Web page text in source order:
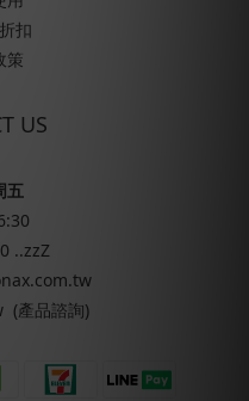
扣
策
US
五
..zzZ
(產品諮詢)